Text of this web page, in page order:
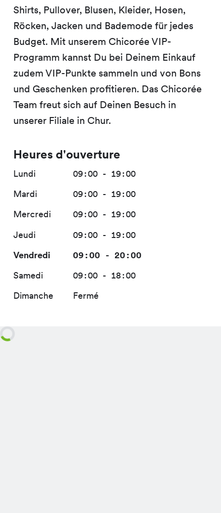
Shirts, Pullover, Blusen, Kleider, Hosen,
Röcken, Jacken und Bademode für jedes
Budget. Mit unserem Chicorée VIP-
Programm kannst Du bei Deinem Einkauf
zudem VIP-Punkte sammeln und von Bons
und Geschenken profitieren. Das Chicorée
Team freut sich auf Deinen Besuch in
unserer Filiale in Chur.
Heures d'ouverture
Lundi
09:00 - 19:00
Mardi
09:00 - 19:00
Mercredi
09:00 - 19:00
Jeudi
09:00 - 19:00
Vendredi
09:00 - 20:00
Samedi
09:00 - 18:00
Dimanche
Fermé